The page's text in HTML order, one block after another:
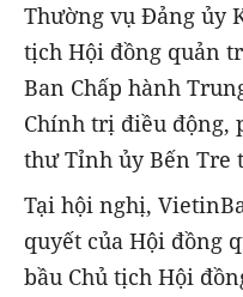
Thường vụ Đảng ủy
tịch Hội đồng quản
Ban Chấp hành
Chính trị điều động,
thư Tỉnh ủy Bến Tre
Tại hội nghị,
quyết của Hội đồng
bầu Chủ tịch Hội